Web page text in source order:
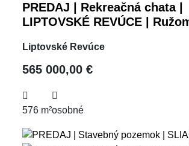
PREDAJ | Rekreačná chata |
LIPTOVSKÉ REVÚCE |
Liptovské Revúce
565 000,00 €
576 m²osobné